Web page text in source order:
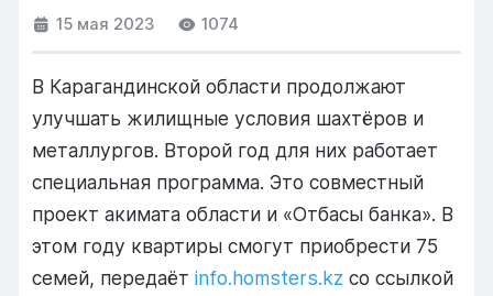
15 мая 2023 1074
В Карагандинской области продолжают
улучшать жилищные условия шахтёров и
металлургов. Второй год для них работает
специальная программа. Это совместный
проект акимата области и «Отбасы банка». В
этом году квартиры смогут приобрести 75
семей, передаётinfo.homsters.kz со ссылкой